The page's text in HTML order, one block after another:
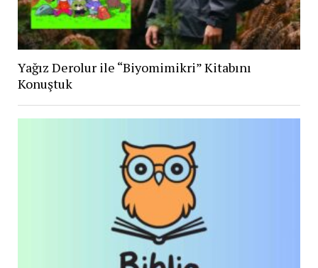
Yağız Derolur ile “Biyomimikri” Kitabını
Konuştuk